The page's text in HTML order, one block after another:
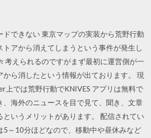
ドできない 東京マップの実装から荒野行動
アから消えてしまうという事件が発生し
考えられるのですがまず最初に運営側が一
から消したという情報が出ております。 現
上では荒野行動でKNIVES アプリは無料で
、海外のニュースを目で見て、聞き、文章
というメリットがあります。 配信されてい
5～10分ほどなので、移動中や昼休みなど